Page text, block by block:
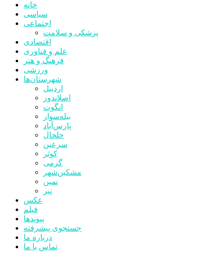
خانه
سیاسی
اجتماعی
پزشکی و سلامت
اقتصادی
علم و فناوری
فرهنگ و هنر
ورزشی
شهرستان‌ها
اردبیل
اصلاندوز
انگوت
بیله‌سوار
پارس‌آباد
خلخال
سرعین
کوثر
گرمی
مشکین‌شهر
نمین
نیر
عکس
فیلم
پیوندها
جستجوی پیشرفته
درباره ما
تماس با ما